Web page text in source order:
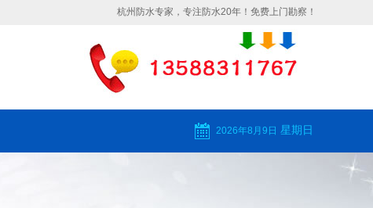
杭州防水专家，专注防水20年！免费上门勘察！
2026年8月9日 星期日